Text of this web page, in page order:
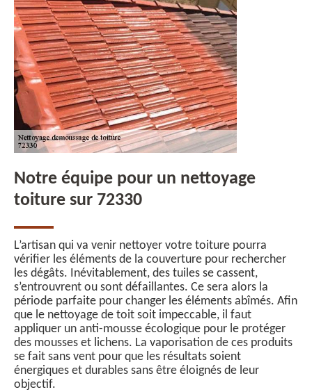
Notre équipe pour un nettoyage
toiture sur 72330
L’artisan qui va venir nettoyer votre toiture pourra
vérifier les éléments de la couverture pour rechercher
les dégâts. Inévitablement, des tuiles se cassent,
s’entrouvrent ou sont défaillantes. Ce sera alors la
période parfaite pour changer les éléments abîmés. Afin
que le nettoyage de toit soit impeccable, il faut
appliquer un anti-mousse écologique pour le protéger
des mousses et lichens. La vaporisation de ces produits
se fait sans vent pour que les résultats soient
énergiques et durables sans être éloignés de leur
objectif.